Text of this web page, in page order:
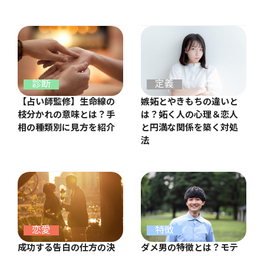
診断
【占い師監修】生命線の
枝分かれの意味とは？手
相の種類別に見方を紹介
定義
嫉妬とやきもちの違いと
は？妬く人の心理＆恋人
と円満な関係を築く対処
法
恋愛
成功する告白の仕方の決
特徴
ダメ男の特徴とは？モテ